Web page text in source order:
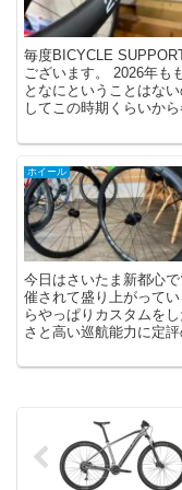
毎度BICYCLE
ございます。 2026年も
となにということはな
してこの時期くらいか
ホイール
今日はさいたま新都心
催されて盛り上がって
らやっぱりカスタムを
さと高い巡航能力に定